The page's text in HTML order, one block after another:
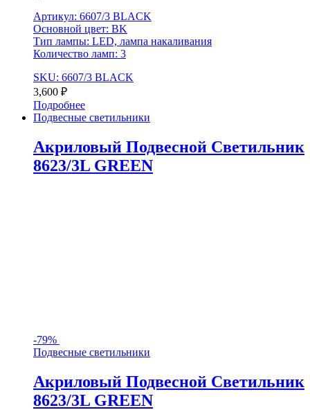
Артикул: 6607/3 BLACK
Основной цвет: BK
Тип лампы: LED, лампа накаливания
Количество ламп: 3
SKU: 6607/3 BLACK
3,600 ₽
Подробнее
Подвесные светильники
Акриловый Подвесной Светильник
8623/3L GREEN
-79%
Подвесные светильники
Акриловый Подвесной Светильник
8623/3L GREEN